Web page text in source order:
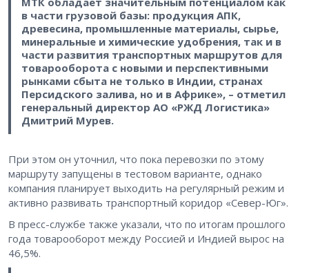
в части грузовой базы: продукция АПК,
древесина, промышленные материалы, сырье,
минеральные и химические удобрения, так и в
части развития транспортных маршрутов для
товарооборота с новыми и перспективными
рынками сбыта не только в Индии, странах
Персидского залива, но и в Африке», – отметил
генеральный директор АО «РЖД Логистика»
Дмитрий Мурев.
При этом он уточнил, что пока перевозки по этому
маршруту запущены в тестовом варианте, однако
компания планирует выходить на регулярный режим и
активно развивать транспортный коридор «Север-Юг».
В пресс-службе также указали, что по итогам прошлого
года товарооборот между Россией и Индией вырос на
46,5%.